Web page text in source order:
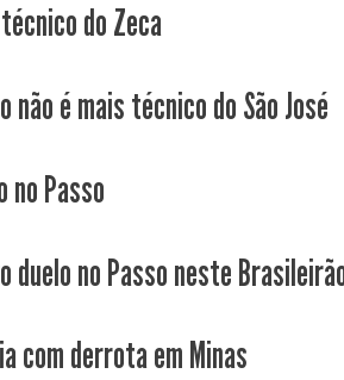
do Zeca
não é mais técnico do São José
Passo
duelo no Passo neste
com derrota em Minas